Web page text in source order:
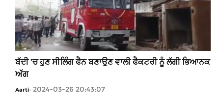
ਬੱਦੀ ’ਚ ਹੁਣ ਸੀਲਿੰਗ ਫੈਨ ਬਣਾਉਣ ਵਾਲੀ ਫੈਕਟਰੀ ਨੂੰ ਲੱਗੀ ਭਿਆਨਕ
ਅੱਗ
Aarti- 2024-03-26 20:43:07